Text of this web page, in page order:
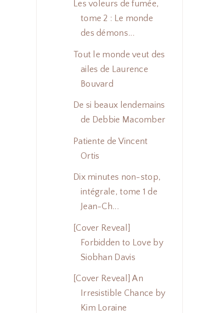
Les voleurs de fumée,
tome 2 : Le monde
des démons...
Tout le monde veut des
ailes de Laurence
Bouvard
De si beaux lendemains
de Debbie Macomber
Patiente de Vincent
Ortis
Dix minutes non-stop,
intégrale, tome 1 de
Jean-Ch...
[Cover Reveal]
Forbidden to Love by
Siobhan Davis
[Cover Reveal] An
Irresistible Chance by
Kim Loraine